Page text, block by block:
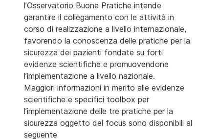
l’Osservatorio Buone Pratiche intende
garantire il collegamento con le attività in
corso di realizzazione a livello internazionale,
favorendo la conoscenza delle pratiche per la
sicurezza dei pazienti fondate su forti
evidenze scientifiche e promuovendone
l’implementazione a livello nazionale.
Maggiori informazioni in merito alle evidenze
scientifiche e specifici toolbox per
l’implementazione delle tre pratiche per la
sicurezza oggetto del focus sono disponibili al
seguente